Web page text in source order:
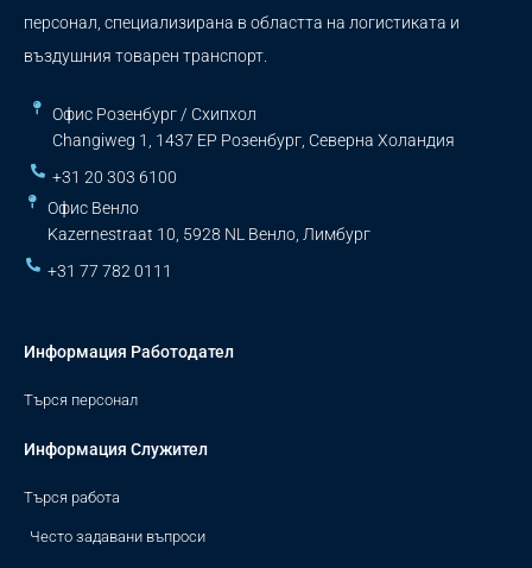
персонал, специализирана в областта на логистиката и
въздушния товарен транспорт.
Офис Розенбург / Схипхол
Changiweg 1, 1437 EP Розенбург, Северна Холандия
+31 20 303 6100
Офис Венло
Kazernestraat 10, 5928 NL Венло, Лимбург
+31 77 782 0111
Информация Работодател
Търся персонал
Информация Служител
Търся работа
Често задавани въпроси